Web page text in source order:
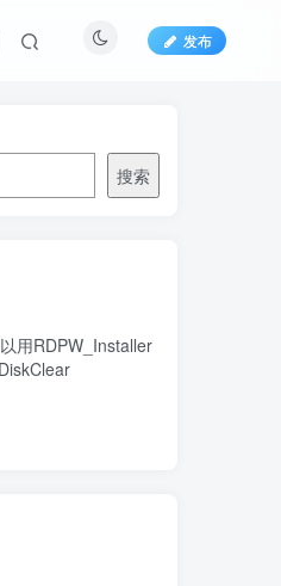
发布
搜索
用RDPW_Installer